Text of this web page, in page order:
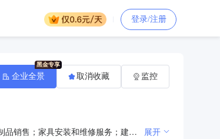
登录/注册
一般项目：建筑装饰材料销售；木材加工；门窗销售；五金产品零售；礼品花卉销售；建筑防水卷材产品销售；塑料制品销售；家具安装和维修服务；建筑材料销售；住宅水电安装维护服务；户外用品销售；日用百货销售；涂料销售（不含危险化学品）；体育用品及器材批发；金属制品销售；互联网销售（除销售需要许可的商品）。（除依法须经批准的项目外，凭营业执照依法自主开展经营活动） 展开
企业全景 取消收藏 监控